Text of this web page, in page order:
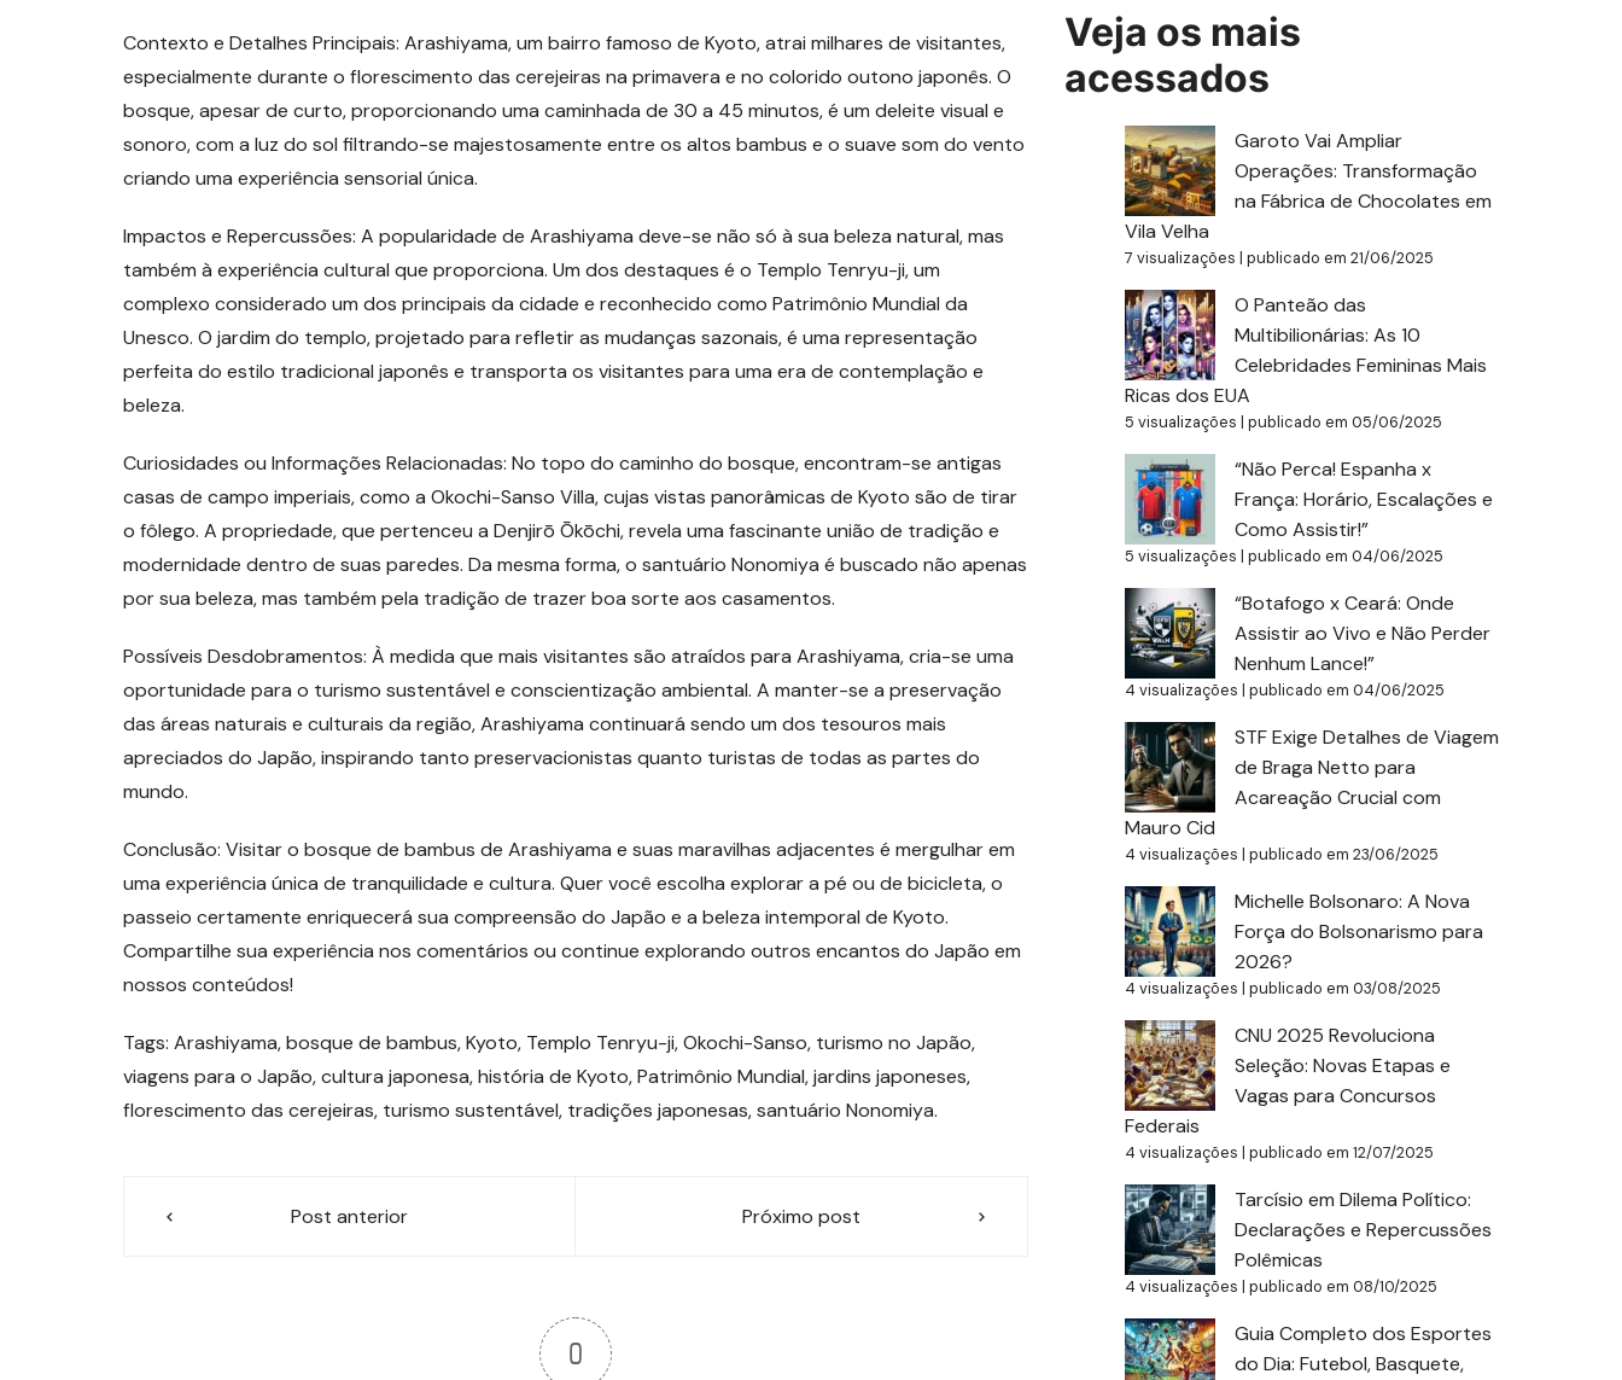
Contexto e Detalhes Principais: Arashiyama, um bairro famoso de Kyoto, atrai milhares de visitantes,
especialmente durante o florescimento das cerejeiras na primavera e no colorido outono japonês. O
bosque, apesar de curto, proporcionando uma caminhada de 30 a 45 minutos, é um deleite visual e
sonoro, com a luz do sol filtrando-se majestosamente entre os altos bambus e o suave som do vento
criando uma experiência sensorial única.
Impactos e Repercussões: A popularidade de Arashiyama deve-se não só à sua beleza natural, mas
também à experiência cultural que proporciona. Um dos destaques é o Templo Tenryu-ji, um
complexo considerado um dos principais da cidade e reconhecido como Patrimônio Mundial da
Unesco. O jardim do templo, projetado para refletir as mudanças sazonais, é uma representação
perfeita do estilo tradicional japonês e transporta os visitantes para uma era de contemplação e
beleza.
Curiosidades ou Informações Relacionadas: No topo do caminho do bosque, encontram-se antigas
casas de campo imperiais, como a Okochi-Sanso Villa, cujas vistas panorâmicas de Kyoto são de tirar
o fôlego. A propriedade, que pertenceu a Denjirō Ōkōchi, revela uma fascinante união de tradição e
modernidade dentro de suas paredes. Da mesma forma, o santuário Nonomiya é buscado não apenas
por sua beleza, mas também pela tradição de trazer boa sorte aos casamentos.
Possíveis Desdobramentos: À medida que mais visitantes são atraídos para Arashiyama, cria-se uma
oportunidade para o turismo sustentável e conscientização ambiental. A manter-se a preservação
das áreas naturais e culturais da região, Arashiyama continuará sendo um dos tesouros mais
apreciados do Japão, inspirando tanto preservacionistas quanto turistas de todas as partes do
mundo.
Conclusão: Visitar o bosque de bambus de Arashiyama e suas maravilhas adjacentes é mergulhar em
uma experiência única de tranquilidade e cultura. Quer você escolha explorar a pé ou de bicicleta, o
passeio certamente enriquecerá sua compreensão do Japão e a beleza intemporal de Kyoto.
Compartilhe sua experiência nos comentários ou continue explorando outros encantos do Japão em
nossos conteúdos!
Tags: Arashiyama, bosque de bambus, Kyoto, Templo Tenryu-ji, Okochi-Sanso, turismo no Japão,
viagens para o Japão, cultura japonesa, história de Kyoto, Patrimônio Mundial, jardins japoneses,
florescimento das cerejeiras, turismo sustentável, tradições japonesas, santuário Nonomiya.
NavegaçãoPost anterior Próximo post
0
Veja os mais
acessados
Garoto Vai Ampliar
Operações: Transformação
na Fábrica de Chocolates em
Vila Velha
7 visualizações | publicado em 21/06/2025
O Panteão das
Multibilionárias: As 10
Celebridades Femininas Mais
Ricas dos EUA
5 visualizações | publicado em 05/06/2025
“Não Perca! Espanha x
França: Horário, Escalações e
Como Assistir!”
5 visualizações | publicado em 04/06/2025
“Botafogo x Ceará: Onde
Assistir ao Vivo e Não Perder
Nenhum Lance!”
4 visualizações | publicado em 04/06/2025
STF Exige Detalhes de Viagem
de Braga Netto para
Acareação Crucial com
Mauro Cid
4 visualizações | publicado em 23/06/2025
Michelle Bolsonaro: A Nova
Força do Bolsonarismo para
2026?
4 visualizações | publicado em 03/08/2025
CNU 2025 Revoluciona
Seleção: Novas Etapas e
Vagas para Concursos
Federais
4 visualizações | publicado em 12/07/2025
Tarcísio em Dilema Político:
Declarações e Repercussões
Polêmicas
4 visualizações | publicado em 08/10/2025
Guia Completo dos Esportes
do Dia: Futebol, Basquete,